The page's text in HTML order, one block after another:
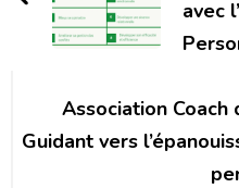
avec
Association Coach
Guidant vers